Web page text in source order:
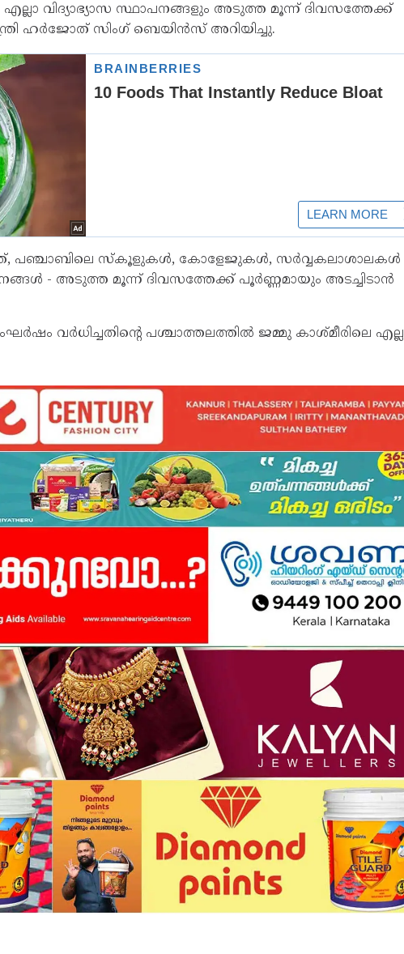
വിദ്യാഭ്യാസ സ്ഥാപനങ്ങളും അടുത്ത മൂന്ന് ദിവസത്തേക്ക്
ഹര്‍ജോത് സിംഗ് ബെയിന്‍സ് അറിയിച്ചു.
പഞ്ചാബിലെ സ്‌കൂളുകള്‍, കോളേജുകള്‍, സര്‍വ്വകലാശാലകള്‍
- അടുത്ത മൂന്ന് ദിവസത്തേക്ക് പൂര്‍ണ്ണമായും അടച്ചിടാന്‍
വര്‍ധിച്ചതിന്റെ പശ്ചാത്തലത്തില്‍ ജമ്മു കാശ്മീരിലെ